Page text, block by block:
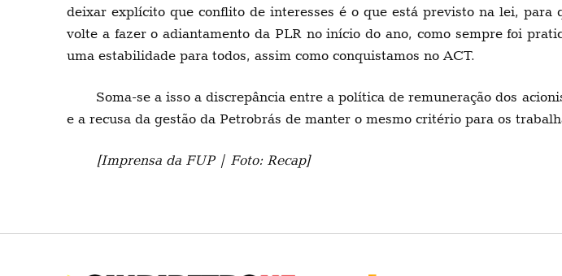
deixar explícito que conflito de interesses é o que está previsto na lei, para
volte a fazer o adiantamento da PLR no início do ano, como sempre foi
uma estabilidade para todos, assim como conquistamos no ACT.
Soma-se a isso a discrepância entre a política de remuneração dos
e a recusa da gestão da Petrobrás de manter o mesmo critério para os
[Imprensa da FUP | Foto: Recap]